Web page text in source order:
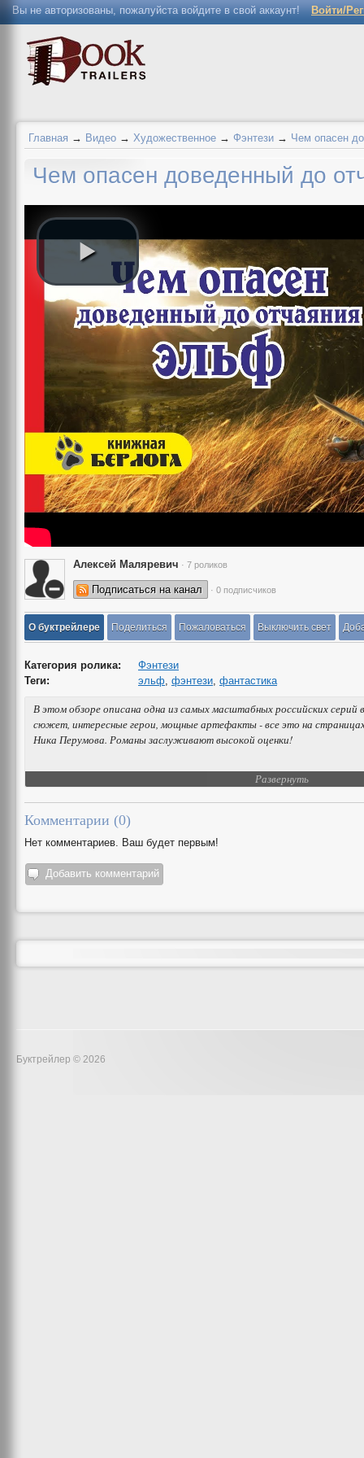
Вы не авторизованы, пожалуйста войдите в свой аккаунт! Войти/
Главная → Видео → Художественное → Фэнтези → Чем опасен
Чем опасен доведенный до
Алексей Маляревич · 7 роликов
Подписаться на канал · 0 подписчиков
О буктрейлере Поделиться Пожаловаться Выключить свет
Категория ролика:
Фэнтези
Теги:
эльф, фэнтези, фантастика
В этом обзоре описана одна из самых масштабных российских серий
сюжет, интересные герои, мощные артефакты - все это на
Ника Перумова. Романы заслуживают высокой оценки!
Развернуть
Комментарии (0)
Нет комментариев. Ваш будет первым!
Добавить комментарий
Буктрейлер © 2026